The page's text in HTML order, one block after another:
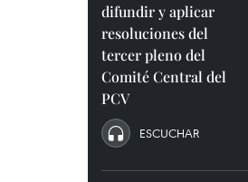
difundir y aplicar
resoluciones del
tercer pleno del
Comité Central del
PCV
ESCUCHAR